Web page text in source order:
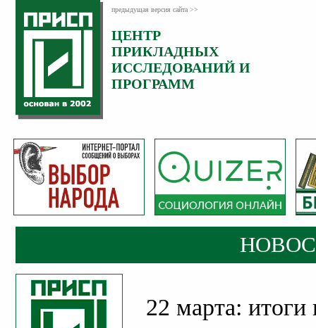
предыдущая версия сайта >>
ЦЕНТР
ПРИКЛАДНЫХ
ИССЛЕДОВАНИЙ И
ПРОГРАММ
22 марта: итоги
Категория:
Новости
Опубликовано:
23
Март
2020